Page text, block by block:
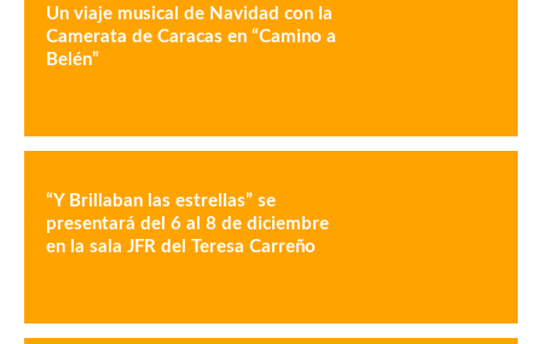
Un viaje musical de Navidad con la
Camerata de Caracas en “Camino a
Belén”
“Y Brillaban las estrellas” se
presentará del 6 al 8 de diciembre
en la sala JFR del Teresa Carreño